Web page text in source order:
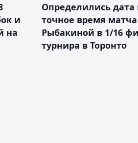
и
на
Определились дата
точное время матча
Рыбакиной в 1/16
турнира в Торонто